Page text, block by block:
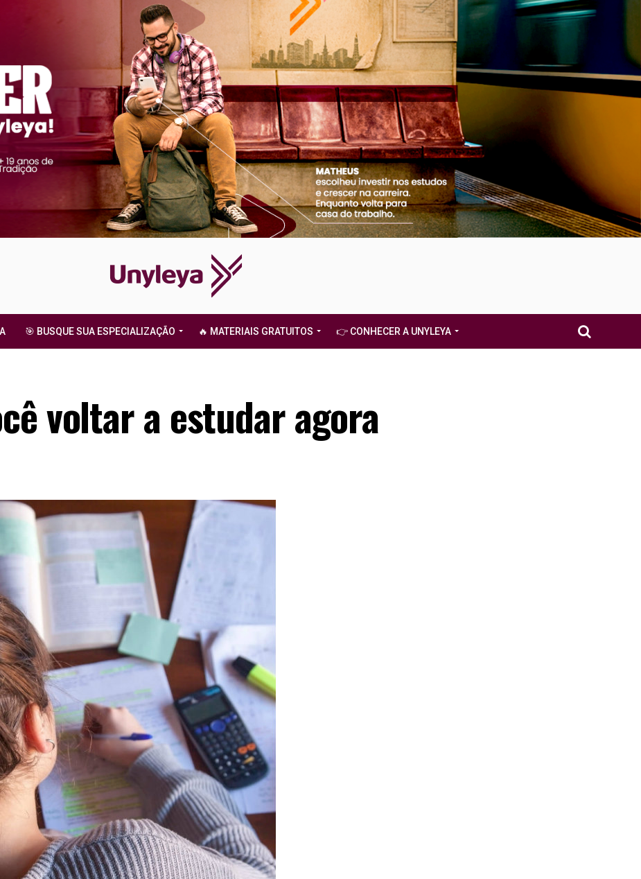
🎯 BUSQUE SUA ESPECIALIZAÇÃO 🔥 MATERIAIS GRATUITOS 👉 CONHECER A UNYLEYA
voltar a estudar agora